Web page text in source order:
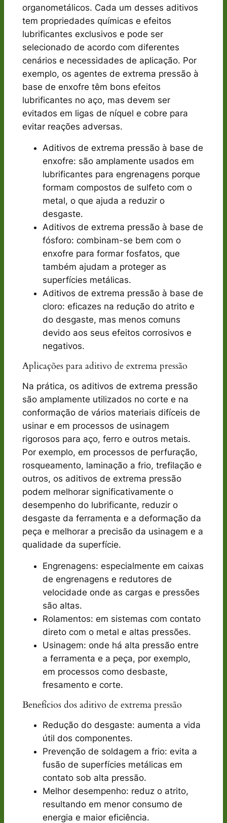
organometálicos. Cada um desses aditivos
tem propriedades químicas e efeitos
lubrificantes exclusivos e pode ser
selecionado de acordo com diferentes
cenários e necessidades de aplicação. Por
exemplo, os agentes de extrema pressão à
base de enxofre têm bons efeitos
lubrificantes no aço, mas devem ser
evitados em ligas de níquel e cobre para
evitar reações adversas.
Aditivos de extrema pressão à base de
enxofre: são amplamente usados em
lubrificantes para engrenagens porque
formam compostos de sulfeto com o
metal, o que ajuda a reduzir o
desgaste.
Aditivos de extrema pressão à base de
fósforo: combinam-se bem com o
enxofre para formar fosfatos, que
também ajudam a proteger as
superfícies metálicas.
Aditivos de extrema pressão à base de
cloro: eficazes na redução do atrito e
do desgaste, mas menos comuns
devido aos seus efeitos corrosivos e
negativos.
Aplicações para aditivo de extrema pressão
Na prática, os aditivos de extrema pressão
são amplamente utilizados no corte e na
conformação de vários materiais difíceis de
usinar e em processos de usinagem
rigorosos para aço, ferro e outros metais.
Por exemplo, em processos de perfuração,
rosqueamento, laminação a frio, trefilação e
outros, os aditivos de extrema pressão
podem melhorar significativamente o
desempenho do lubrificante, reduzir o
desgaste da ferramenta e a deformação da
peça e melhorar a precisão da usinagem e a
qualidade da superfície.
Engrenagens: especialmente em caixas
de engrenagens e redutores de
velocidade onde as cargas e pressões
são altas.
Rolamentos: em sistemas com contato
direto com o metal e altas pressões.
Usinagem: onde há alta pressão entre
a ferramenta e a peça, por exemplo,
em processos como desbaste,
fresamento e corte.
Benefícios dos aditivo de extrema pressão
Redução do desgaste: aumenta a vida
útil dos componentes.
Prevenção de soldagem a frio: evita a
fusão de superfícies metálicas em
contato sob alta pressão.
Melhor desempenho: reduz o atrito,
resultando em menor consumo de
energia e maior eficiência.